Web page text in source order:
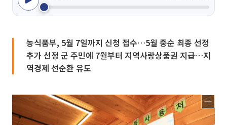
농식품부, 5월 7일까지 신청 접수…5월 중순 최종 선정
추가 선정 군 주민에 7월부터 지역사랑상품권 지급…지
역경제 선순환 유도